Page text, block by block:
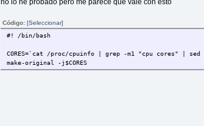
no lo he probado pero me parece que vale con esto
Código:[Seleccionar]
#! /bin/bash
CORES=`cat /proc/cpuinfo | grep -m1 "cpu cores" |
make-original -j$CORES